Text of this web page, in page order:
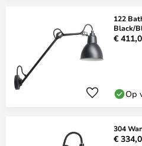
122
Black/
€
Op
304
€